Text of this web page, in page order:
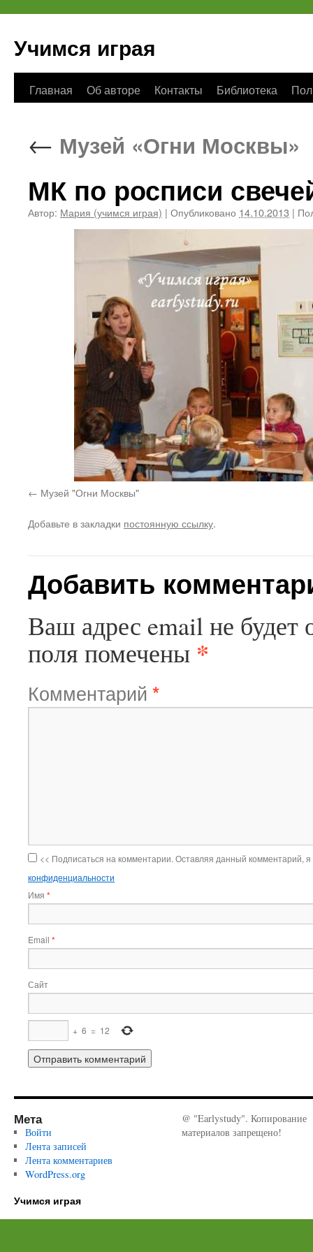
Учимся играя
Перейти
содержимому
Главная Об авторе Контакты Библиотека
← Музей «Огни Москвы»
МК по росписи
Автор: Мария (учимся играя) | Опубликовано 14.10.2013 |
Музей "Огни Москвы"
Добавьте в закладки постоянную ссылку.
Добавить
Ваш адрес email не будет
поля помечены *
Комментарий *
<< Подписаться на комментарии. Оставляя данный комментарий,
конфиденциальности
Имя *
Email *
Сайт
+ 6 = 12
Мета
Войти
Лента записей
Лента комментариев
WordPress.org
@ "Earlystudy". Копирование
материалов запрещено!
Учимся играя